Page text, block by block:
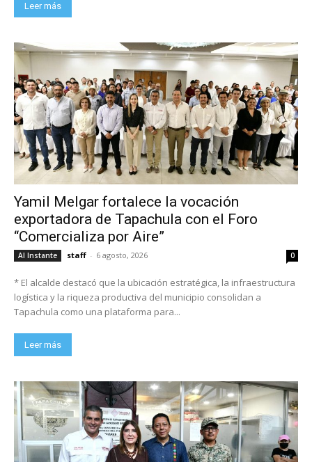
Leer más
Yamil Melgar fortalece la vocación
exportadora de Tapachula con el Foro
“Comercializa por Aire”
Al Instante staff - 6 agosto, 2026 0
* El alcalde destacó que la ubicación estratégica, la infraestructura
logística y la riqueza productiva del municipio consolidan a
Tapachula como una plataforma para...
Leer más